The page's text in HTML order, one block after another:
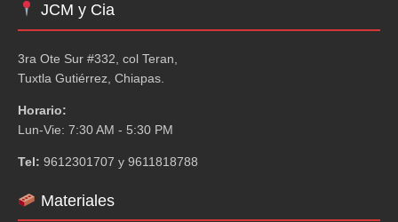
JCM y Cia
3ra Ote Sur #332, col Teran,
Tuxtla Gutiérrez, Chiapas.
Horario:
Lun-Vie: 7:30 AM - 5:30 PM
Tel: 9612301707 y 9611818788
Materiales